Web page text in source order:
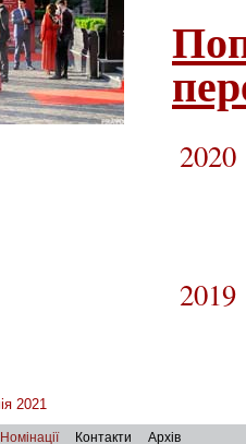
2020
2019
Номінації Контакти Архів